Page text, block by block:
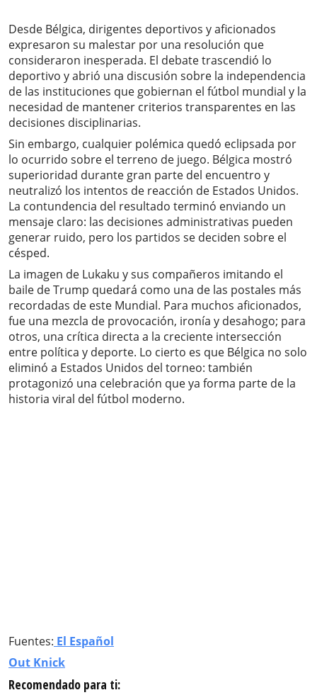
Desde Bélgica, dirigentes deportivos y aficionados
expresaron su malestar por una resolución que
consideraron inesperada. El debate trascendió lo
deportivo y abrió una discusión sobre la independencia
de las instituciones que gobiernan el fútbol mundial y la
necesidad de mantener criterios transparentes en las
decisiones disciplinarias.
Sin embargo, cualquier polémica quedó eclipsada por
lo ocurrido sobre el terreno de juego. Bélgica mostró
superioridad durante gran parte del encuentro y
neutralizó los intentos de reacción de Estados Unidos.
La contundencia del resultado terminó enviando un
mensaje claro: las decisiones administrativas pueden
generar ruido, pero los partidos se deciden sobre el
césped.
La imagen de Lukaku y sus compañeros imitando el
baile de Trump quedará como una de las postales más
recordadas de este Mundial. Para muchos aficionados,
fue una mezcla de provocación, ironía y desahogo; para
otros, una crítica directa a la creciente intersección
entre política y deporte. Lo cierto es que Bélgica no solo
eliminó a Estados Unidos del torneo: también
protagonizó una celebración que ya forma parte de la
historia viral del fútbol moderno.
Fuentes: El Español
Out Knick
Recomendado para ti: